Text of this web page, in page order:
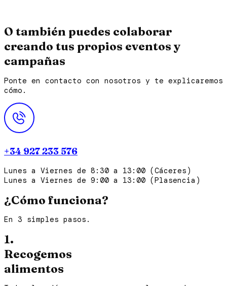
O también puedes colaborar
creando tus propios eventos y
campañas
Ponte en contacto con nosotros y te explicaremos
cómo.
+34 927 233 576
Lunes a Viernes de 8:30 a 13:00 (Cáceres)
Lunes a Viernes de 9:00 a 13:00 (Plasencia)
¿Cómo funciona?
En 3 simples pasos.
1.
Recogemos
alimentos